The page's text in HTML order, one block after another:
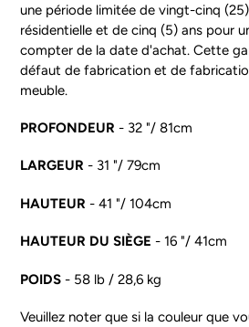
une période limitée de vingt-cinq
résidentielle et de cinq (5) ans pour
compter de la date d'achat. Cette
défaut de fabrication et de
meuble.
PROFONDEUR - 32 "/ 81cm
LARGEUR - 31 "/ 79cm
HAUTEUR - 41 "/ 104cm
HAUTEUR DU SIÈGE - 16 "/ 41cm
POIDS - 58 lb / 28,6 kg
Veuillez noter que si la couleur que